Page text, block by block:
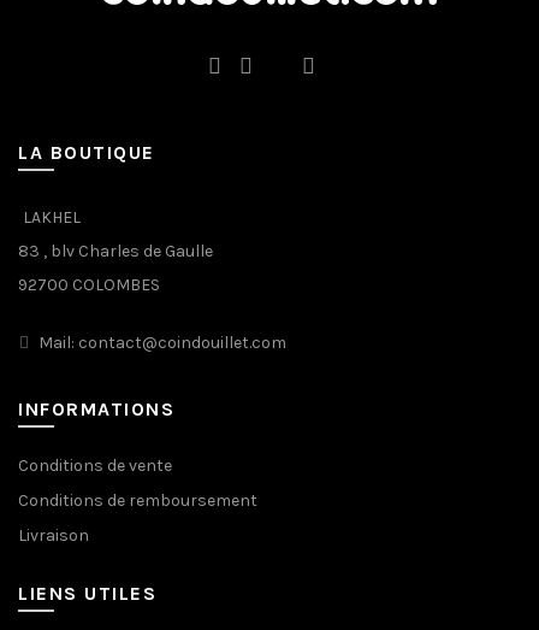
LA BOUTIQUE
LAKHEL
83 , blv Charles de Gaulle
92700 COLOMBES
Mail: contact@coindouillet.com
INFORMATIONS
Conditions de vente
Conditions de remboursement
Livraison
LIENS UTILES